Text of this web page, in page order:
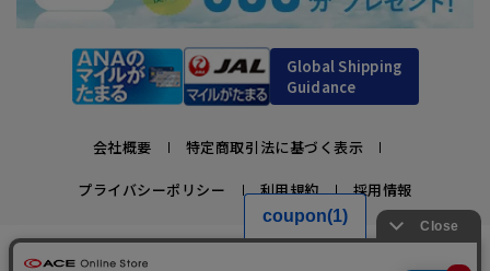
Global Shipping
Guidance
会社概要 特定商取引法に基づく表示
プライバシーポリシー 利用規約 採用情報
かばんの総合メーカー、エース公式サイト